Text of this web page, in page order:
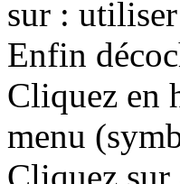
sur :
Enfin
Cliquez en
menu